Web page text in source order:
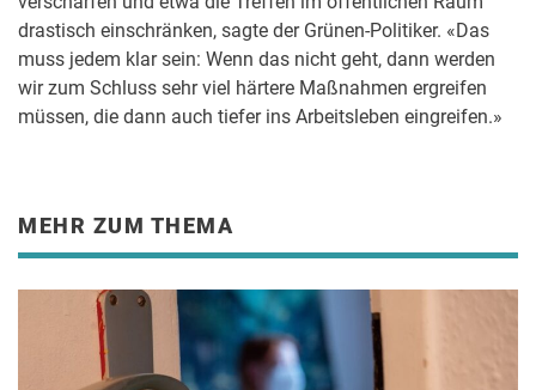
drastisch einschränken, sagte der Grünen-Politiker. «Das
muss jedem klar sein: Wenn das nicht geht, dann werden
wir zum Schluss sehr viel härtere Maßnahmen ergreifen
müssen, die dann auch tiefer ins Arbeitsleben eingreifen.»
MEHR ZUM THEMA